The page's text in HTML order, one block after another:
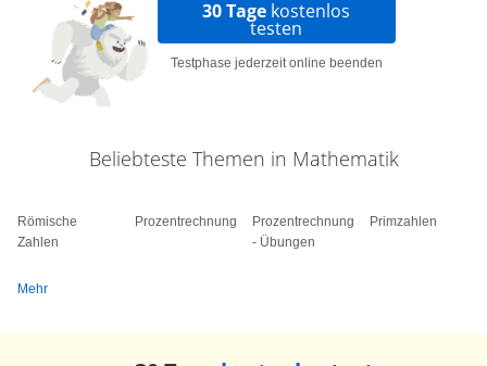
Das war es mit den Übungen zum Ordnen von
Zahlen. Wie du sicher bemerkt hast, sind dir viele
Begriffe, die du schon mal gehört hast, in diesem
Nachbarhunderter. Mit ihrer Hilfe hast du eine
zusammen mit Lilli und Niko noch mehr lernen
30 Tage kostenlos
testen
Testphase jederzeit online beenden
Beliebteste Themen in Mathematik
Römische
Zahlen
Prozentrechnung
Prozentrechnung
- Übungen
Primzahlen
Mehr